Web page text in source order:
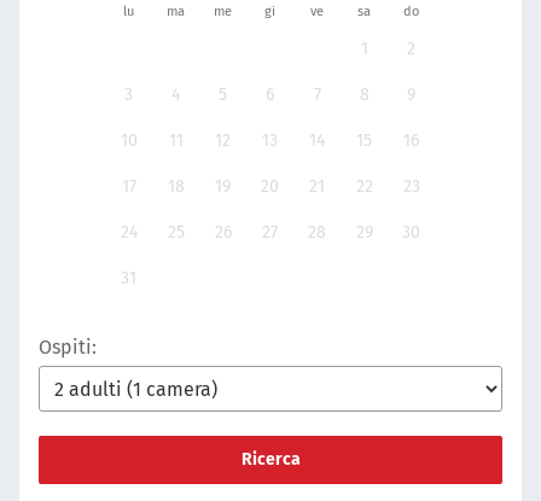
lu ma me gi ve sa do
1 2
3 4 5 6 7 8 9
10 11 12 13 14 15 16
17 18 19 20 21 22 23
24 25 26 27 28 29 30
31
Ospiti:
Ricerca